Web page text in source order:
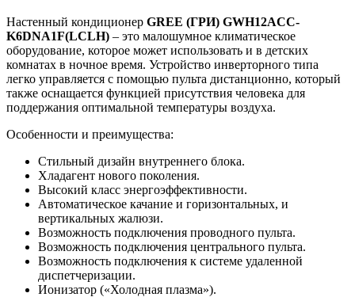
Настенный кондиционер GREE (ГРИ) GWH12ACC-
K6DNA1F(LCLH) – это малошумное климатическое
оборудование, которое может использовать и в детских
комнатах в ночное время. Устройство инверторного типа
легко управляется с помощью пульта дистанционно, который
также оснащается функцией присутствия человека для
поддержания оптимальной температуры воздуха.
Особенности и преимущества:
Стильный дизайн внутреннего блока.
Хладагент нового поколения.
Высокий класс энергоэффективности.
Автоматическое качание и горизонтальных, и
вертикальных жалюзи.
Возможность подключения проводного пульта.
Возможность подключения центрального пульта.
Возможность подключения к системе удаленной
диспетчеризации.
Ионизатор («Холодная плазма»).